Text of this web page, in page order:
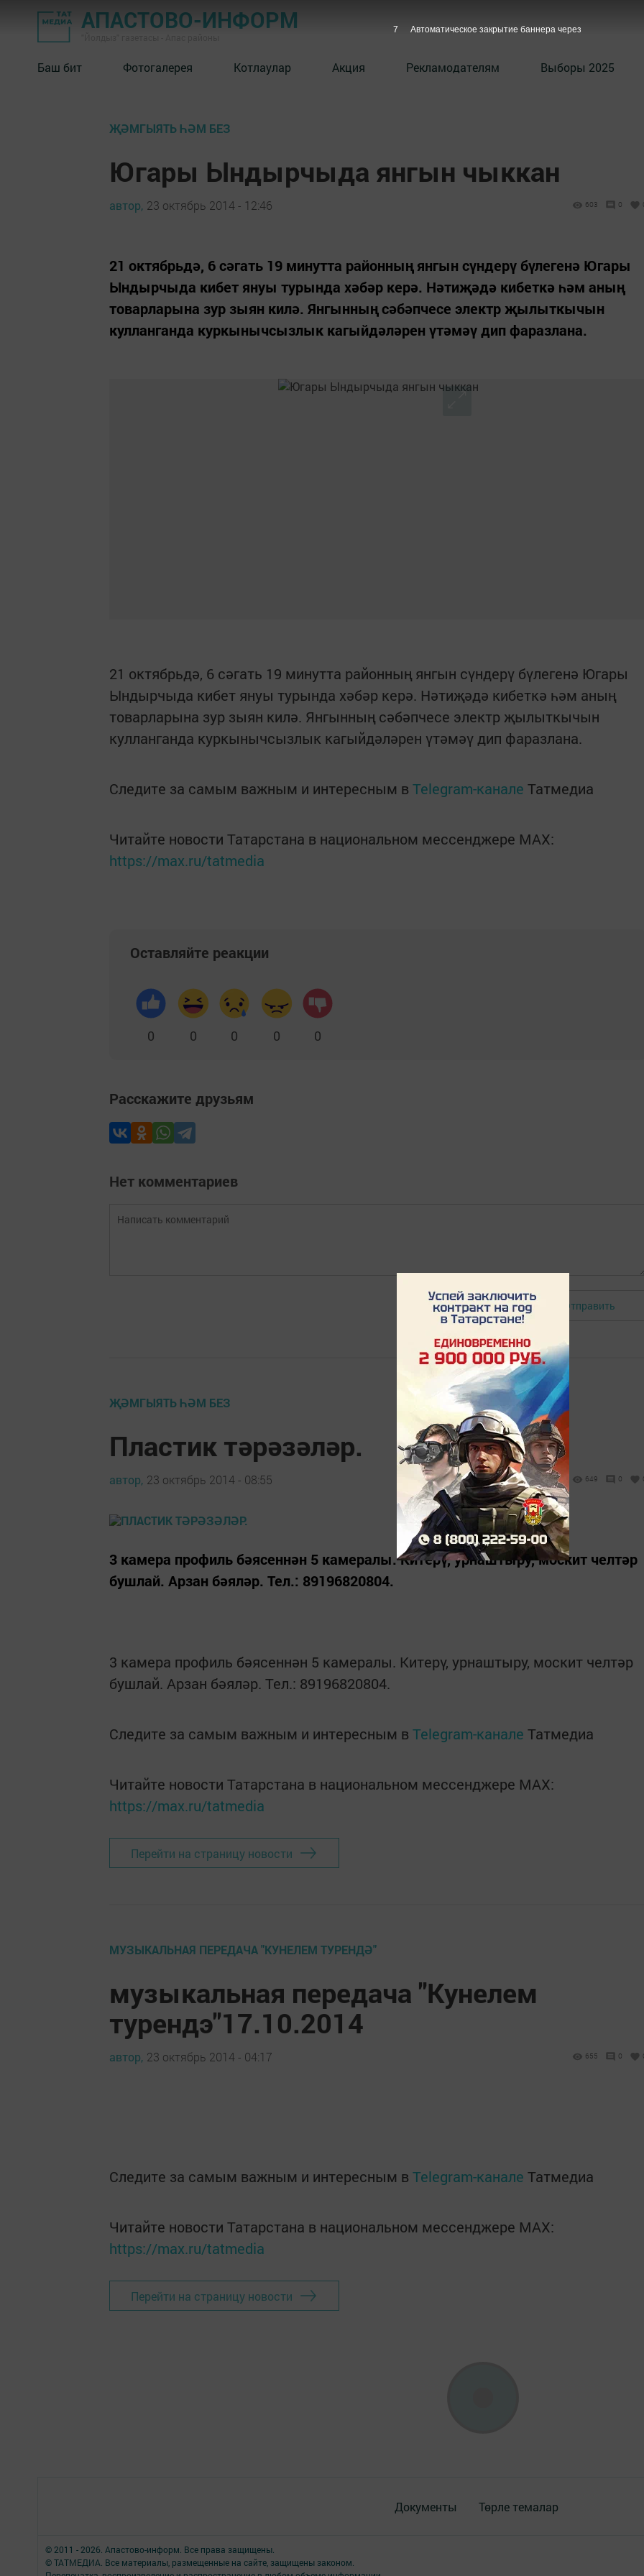
АПАСТОВО-ИНФОРМ
Баш бит Фотогалерея Котлаулар Акция Рекламодателям Выборы 2025
ҖӘМГЫЯТЬ ҺӘМ БЕЗ
Югары Ындырчыда янгын чыккан
автор, 23 октябрь 2014 - 12:46 603 0
21 октябрьдә, 6 сәгать 19 минутта районның янгын сүндерү бүлегенә Югары
Ындырчыда кибет януы турында хәбәр керә. Нәтиҗәдә кибеткә һәм аның
товарларына зур зыян килә. Янгынның сәбәпчесе электр җылыткычын
кулланганда куркынычсызлык кагыйдәләрен үтәмәү дип фаразлана.
21 октябрьдә, 6 сәгать 19 минутта районның янгын сүндерү бүлегенә Югары
Ындырчыда кибет януы турында хәбәр керә. Нәтиҗәдә кибеткә һәм аның
товарларына зур зыян килә. Янгынның сәбәпчесе электр җылыткычын
кулланганда куркынычсызлык кагыйдәләрен үтәмәү дип фаразлана.
Следите за самым важным и интересным в Telegram-канале Татмедиа
Читайте новости Татарстана в национальном мессенджере MАХ:
https://max.ru/tatmedia
Оставляйте реакции
0 0 0 0 0
Расскажите друзьям
Нет комментариев
Авторизоваться Отправить
ҖӘМГЫЯТЬ ҺӘМ БЕЗ
Пластик тәрәзәләр.
автор, 23 октябрь 2014 - 08:55 649 0
3 камера профиль бәясеннән 5 камералы. Китерү, урнаштыру, москит челтәр
бушлай. Арзан бәяләр. Тел.: 89196820804.
3 камера профиль бәясеннән 5 камералы. Китерү, урнаштыру, москит челтәр
бушлай. Арзан бәяләр. Тел.: 89196820804.
Следите за самым важным и интересным в Telegram-канале Татмедиа
Читайте новости Татарстана в национальном мессенджере MАХ:
https://max.ru/tatmedia
Перейти на страницу новости
МУЗЫКАЛЬНАЯ ПЕРЕДАЧА "КУНЕЛЕМ ТУРЕНДӘ"
музыкальная передача "Кунелем
турендэ"17.10.2014
автор, 23 октябрь 2014 - 04:17 655 0
Следите за самым важным и интересным в Telegram-канале Татмедиа
Читайте новости Татарстана в национальном мессенджере MАХ:
https://max.ru/tatmedia
Перейти на страницу новости
Документы Төрле темалар
© 2011 - 2026. Апастово-информ. Все права защищены.
© ТАТМЕДИА. Все материалы, размещенные на сайте, защищены законом.
6 Автоматическое закрытие баннера через